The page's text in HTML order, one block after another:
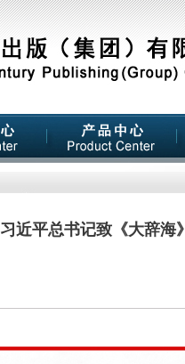
习近平总书记致《大辞海